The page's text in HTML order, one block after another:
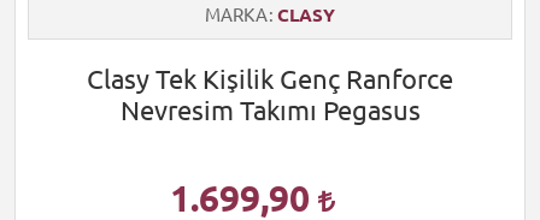
MARKA CLASY
Clasy Tek Kişilik Genç Ranforce
Nevresim Takımı Pegasus
1.699,90